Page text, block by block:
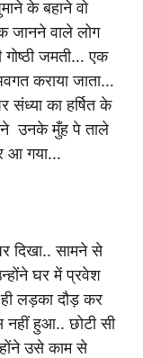
के बहाने वो
जानने वाले लोग
जमती… एक
कराया जाता…
संध्या का हर्षित के
ने उनके मुँह पे ताले
आ गया…
दिखा.. सामने से
घर में प्रवेश
लड़का दौड़ कर
नहीं हुआ.. छोटी सी
उसे काम से